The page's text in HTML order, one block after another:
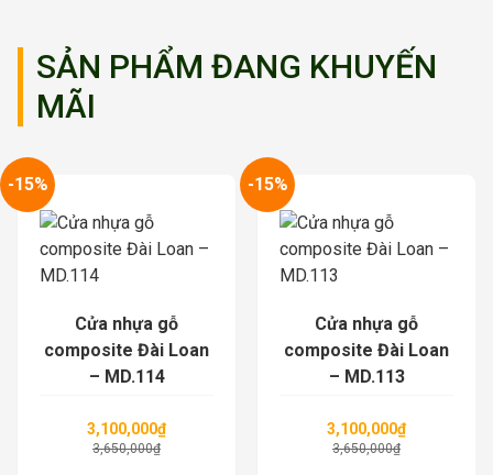
SẢN PHẨM ĐANG KHUYẾN
MÃI
-15%
Cửa nhựa gỗ
composite Đài Loan
– MD.113
3,100,000₫
3,650,000₫
-15%
Cửa nhựa gỗ
composite Đài Loan
– MD.112
3,100,000₫
3,650,000₫